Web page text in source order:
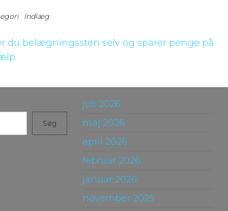
Indlæg
du belægningssten selv og sparer penge på
Søg
juli 2026
maj 2026
april 2026
februar 2026
januar 2026
november 2025